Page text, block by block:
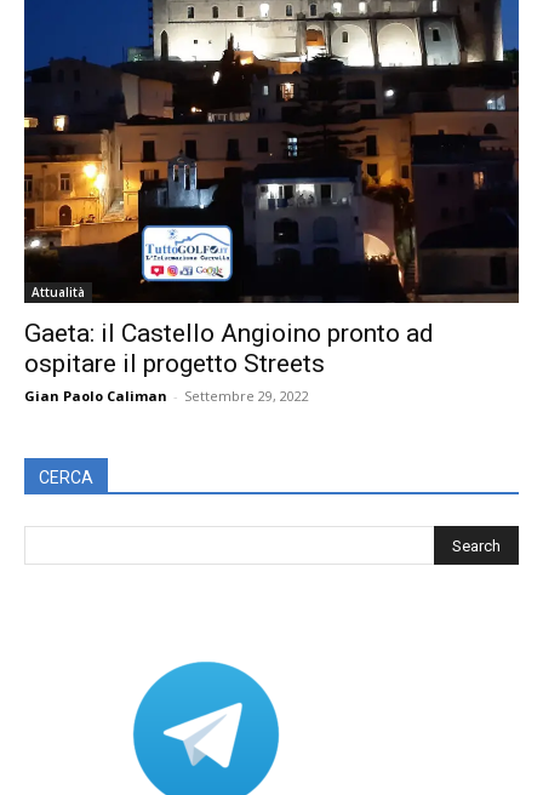
Attualità
Gaeta: il Castello Angioino pronto ad
ospitare il progetto Streets
Gian Paolo Caliman - Settembre 29, 2022
CERCA